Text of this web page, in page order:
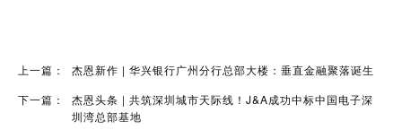
上一篇：
杰恩新作 | 华兴银行广州分行总部大楼：垂直金融聚落诞生
下一篇：
杰恩头条 | 共筑深圳城市天际线！J&A成功中标中国电子深
圳湾总部基地